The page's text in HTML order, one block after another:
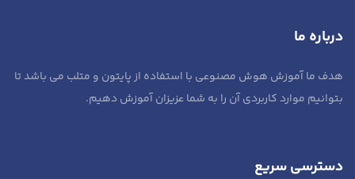
درباره ما
هدف ما آموزش هوش مصنوعی با استفاده از پایتون و متلب می باشد تا
بتوانیم موارد کاربردی آن را به شما عزیزان آموزش دهیم.
دسترسی سریع